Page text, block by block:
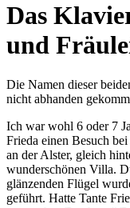
Das
und
Die Namen dieser
nicht abhanden
Ich war wohl 6 oder 7
Frieda einen Besuch
an der Alster, gleich
wunderschönen Villa.
glänzenden Flügel
geführt. Hatte Tante